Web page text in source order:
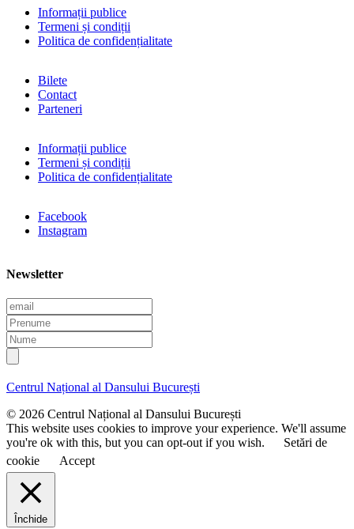
Informații publice
Termeni și condiții
Politica de confidențialitate
Bilete
Contact
Parteneri
Informații publice
Termeni și condiții
Politica de confidențialitate
Facebook
Instagram
Newsletter
E
m
a
i
l
P
r
e
n
m
N
u
m
e
Centrul Național al Dansului București
© 2026 Centrul Național al Dansului București
This website uses cookies to improve your experience. We'll assume
you're ok with this, but you can opt-out if you wish.
Setări de
cookie
Accept
Închide